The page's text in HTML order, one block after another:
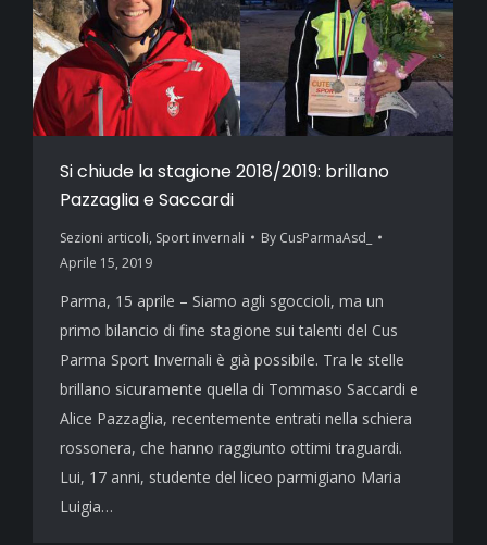
Si chiude la stagione 2018/2019: brillano
Pazzaglia e Saccardi
Sezioni articoli, Sport invernali By CusParmaAsd_
Aprile 15, 2019
Parma, 15 aprile – Siamo agli sgoccioli, ma un
primo bilancio di fine stagione sui talenti del Cus
Parma Sport Invernali è già possibile. Tra le stelle
brillano sicuramente quella di Tommaso Saccardi e
Alice Pazzaglia, recentemente entrati nella schiera
rossonera, che hanno raggiunto ottimi traguardi.
Lui, 17 anni, studente del liceo parmigiano Maria
Luigia…